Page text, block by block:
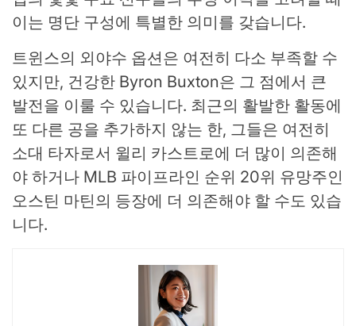
이는 명단 구성에 특별한 의미를 갖습니다.
트윈스의 외야수 옵션은 여전히 ​​다소 부족할 수
있지만, 건강한 Byron Buxton은 그 점에서 큰
발전을 이룰 수 있습니다. 최근의 활발한 활동에
또 다른 공을 추가하지 않는 한, 그들은 여전히 ​​
소대 타자로서 윌리 카스트로에 더 많이 의존해
야 하거나 MLB 파이프라인 순위 20위 유망주인
오스틴 마틴의 등장에 더 의존해야 할 수도 있습
니다.